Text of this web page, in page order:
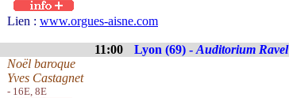
Lien : www.orgues-aisne.com
11:00 Lyon (69) - Auditorium Ravel
Noël baroque
Yves Castagnet
- 16E, 8E